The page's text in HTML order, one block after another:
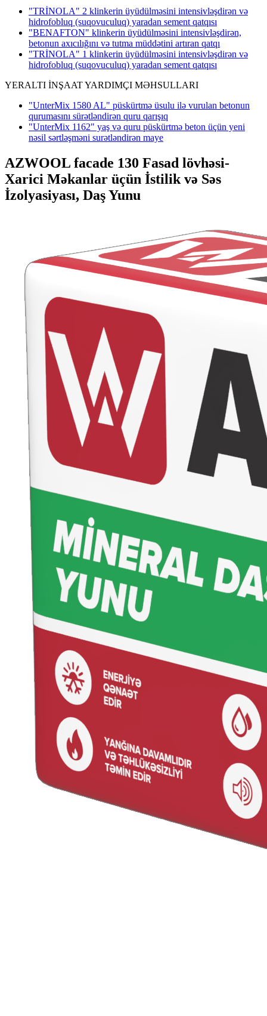
"TRİNOLA" 2 klinkerin üyüdülməsini intensivləşdirən və
hidrofobluq (suqovuculuq) yaradan sement qatqısı
"BENAFTON" klinkerin üyüdülməsini intensivləşdirən,
betonun axıcılığını və tutma müddətini artıran qatqı
"TRİNOLA" 1 klinkerin üyüdülməsini intensivləşdirən və
hidrofobluq (suqovuculuq) yaradan sement qatqısı
YERALTI İNŞAAT YARDIMÇI MƏHSULLARI
"UnterMix 1580 AL" püskürtmə üsulu ilə vurulan betonun
qurumasını sürətləndirən quru qarışıq
"UnterMix 1162" yaş və quru püskürtmə beton üçün yeni
nəsil sərtləşməni surətləndirən maye
AZWOOL facade 130 Fasad lövhəsi-
Xarici Məkanlar üçün İstilik və Səs
İzolyasiyası, Daş Yunu